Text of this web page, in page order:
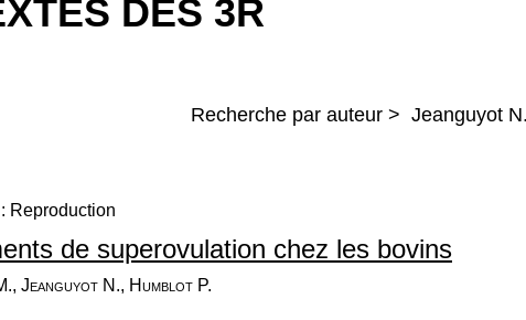
DES 3R
Recherche par auteur > Jeanguyot
Reproduction
de superovulation chez les bovins
Jeanguyot N., Humblot P.